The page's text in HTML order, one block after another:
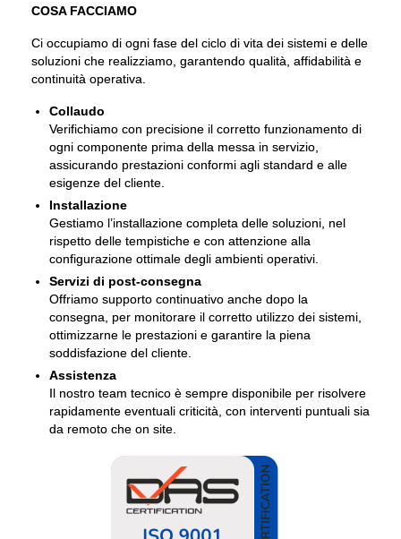
COSA FACCIAMO
Ci occupiamo di ogni fase del ciclo di vita dei sistemi e delle
soluzioni che realizziamo, garantendo qualità, affidabilità e
continuità operativa.
Collaudo
Verifichiamo con precisione il corretto funzionamento di
ogni componente prima della messa in servizio,
assicurando prestazioni conformi agli standard e alle
esigenze del cliente.
Installazione
Gestiamo l’installazione completa delle soluzioni, nel
rispetto delle tempistiche e con attenzione alla
configurazione ottimale degli ambienti operativi.
Servizi di post-consegna
Offriamo supporto continuativo anche dopo la
consegna, per monitorare il corretto utilizzo dei sistemi,
ottimizzarne le prestazioni e garantire la piena
soddisfazione del cliente.
Assistenza
Il nostro team tecnico è sempre disponibile per risolvere
rapidamente eventuali criticità, con interventi puntuali sia
da remoto che on site.